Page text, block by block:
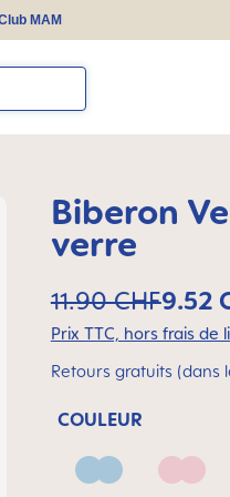
MAM
Biberon
verre
9.52
11.90 CHF
Prix TTC, hors frais de
Retours gratuits (dans
COULEUR
Blue Blush